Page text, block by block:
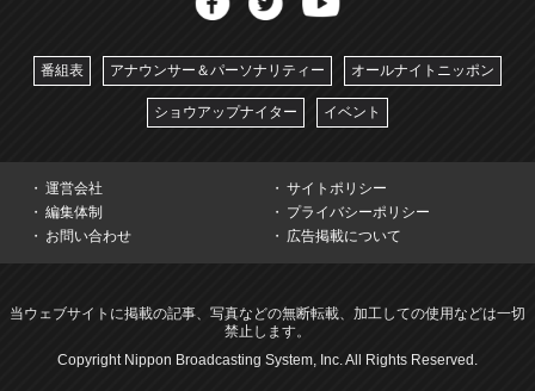
番組表 アナウンサー＆パーソナリティー オールナイトニッポン
ショウアップナイター イベント
運営会社
サイトポリシー
編集体制
プライバシーポリシー
お問い合わせ
広告掲載について
当ウェブサイトに掲載の記事、写真などの無断転載、加工しての使用などは一切
禁止します。
Copyright Nippon Broadcasting System, Inc. All Rights Reserved.